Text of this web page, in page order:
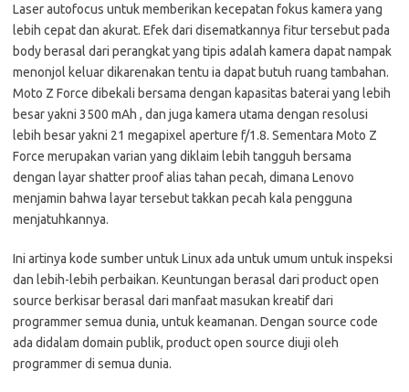
Laser autofocus untuk memberikan kecepatan fokus kamera yang
lebih cepat dan akurat. Efek dari disematkannya fitur tersebut pada
body berasal dari perangkat yang tipis adalah kamera dapat nampak
menonjol keluar dikarenakan tentu ia dapat butuh ruang tambahan.
Moto Z Force dibekali bersama dengan kapasitas baterai yang lebih
besar yakni 3500 mAh , dan juga kamera utama dengan resolusi
lebih besar yakni 21 megapixel aperture f/1.8. Sementara Moto Z
Force merupakan varian yang diklaim lebih tangguh bersama
dengan layar shatter proof alias tahan pecah, dimana Lenovo
menjamin bahwa layar tersebut takkan pecah kala pengguna
menjatuhkannya.
Ini artinya kode sumber untuk Linux ada untuk umum untuk inspeksi
dan lebih-lebih perbaikan. Keuntungan berasal dari product open
source berkisar berasal dari manfaat masukan kreatif dari
programmer semua dunia, untuk keamanan. Dengan source code
ada didalam domain publik, product open source diuji oleh
programmer di semua dunia.